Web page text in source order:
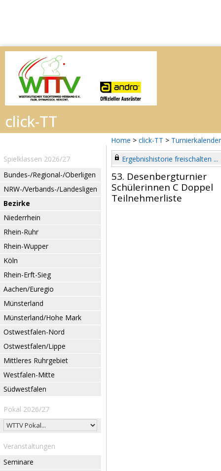
Home > click-TT > Turnierkalender
Spielklassen 2026/27
Bundes-/Regional-/Oberligen
NRW-/Verbands-/Landesligen
Bezirke
Niederrhein
Rhein-Ruhr
Rhein-Wupper
Köln
Rhein-Erft-Sieg
Aachen/Euregio
Münsterland
Münsterland/Hohe Mark
Ostwestfalen-Nord
Ostwestfalen/Lippe
Mittleres Ruhrgebiet
Westfalen-Mitte
Südwestfalen
Pokal 2026/27
Veranstaltungen
Seminare
Ergebnishistorie freischalten ...
53. Desenbergturnier
Schülerinnen C Doppel
Teilnehmerliste